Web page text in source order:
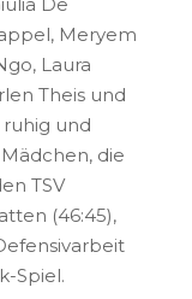
Meryem
Laura
Theis und
ruhig und
die
TSV
(46:45),
Spiel.